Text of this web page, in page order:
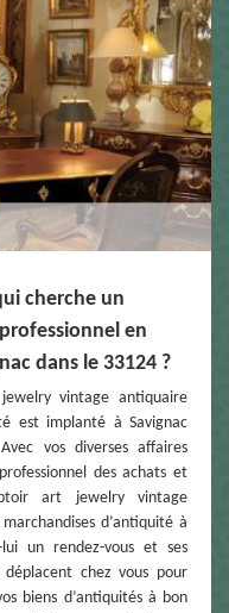
cherche un
en
dans le 33124 ?
vintage antiquaire
est implanté à Savignac
vos diverses affaires
des achats et
art jewelry vintage
d’antiquité à
un rendez-vous et ses
chez vous pour
biens d’antiquités à bon